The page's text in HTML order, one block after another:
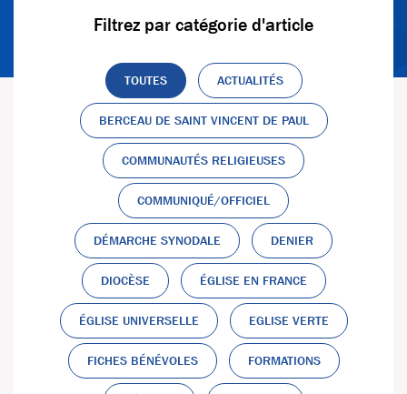
Filtrez par catégorie d'article
TOUTES ACTUALITÉS
BERCEAU DE SAINT VINCENT DE PAUL
COMMUNAUTÉS RELIGIEUSES
COMMUNIQUÉ/OFFICIEL
DÉMARCHE SYNODALE DENIER
DIOCÈSE ÉGLISE EN FRANCE
ÉGLISE UNIVERSELLE EGLISE VERTE
FICHES BÉNÉVOLES FORMATIONS